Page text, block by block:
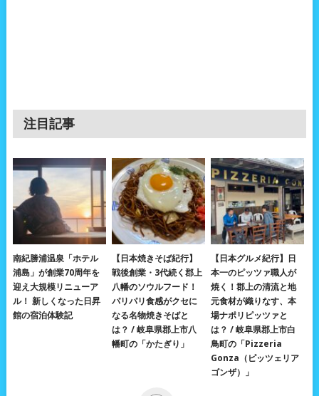
注目記事
南紀勝浦温泉「ホテル
浦島」が創業70周年を
迎え大規模リニューア
ル！ 新しくなった日昇
館の宿泊体験記
【日本焼きそば紀行】
戦後創業・3代続く郡上
八幡のソウルフード！
パリパリ食感がクセに
なる名物焼きそばと
は？ / 岐阜県郡上市八
幡町の「かたぎり」
【日本グルメ紀行】日
本一のピッツァ職人が
焼く！郡上の清流と地
元食材が織りなす、本
場ナポリピッツァと
は？ / 岐阜県郡上市白
鳥町の「Pizzeria
Gonza（ピッツェリア
ゴンザ）」